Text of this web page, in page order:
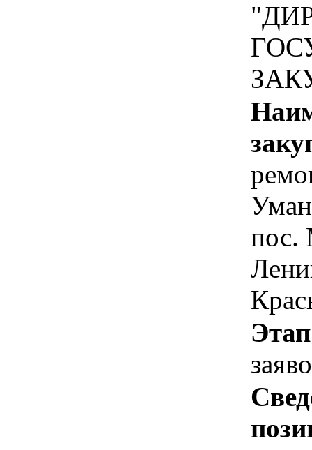
пос.